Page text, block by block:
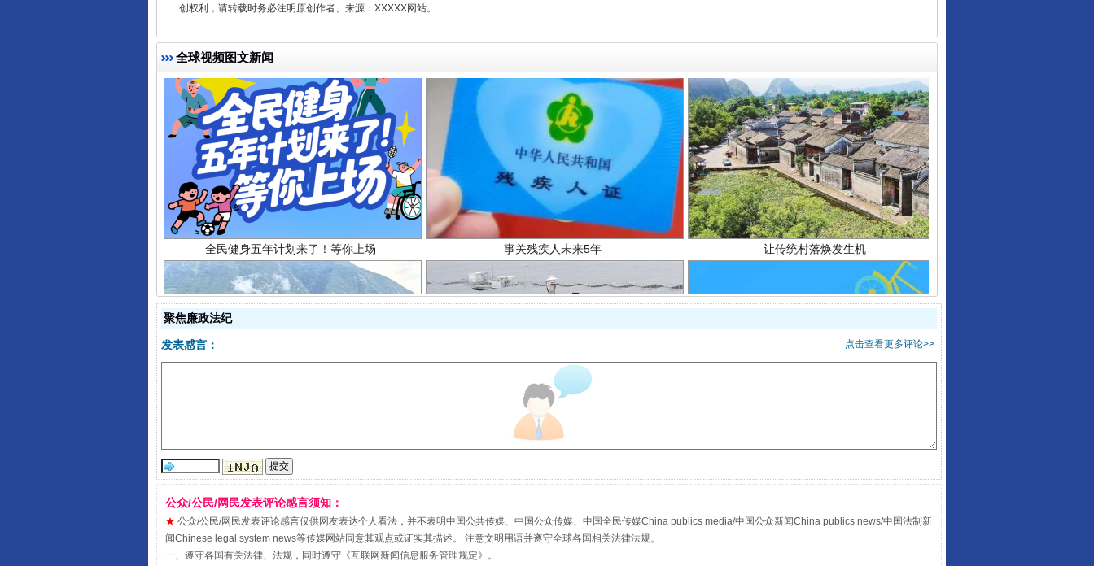
创权利，请转载时务必注明原创作者、来源：XXXXX网站。
全球视频图文新闻
全民健身五年计划来了！等你上场 事关残疾人未来5年 让传统村落焕发生机
规模最大的光氢储一体化项目
聚焦廉政法纪
点击查看更多评论>>
发表感言：
公众/公民/网民发表评论感言须知：
★ 公众/公民/网民发表评论感言仅供网友表达个人看法，并不表明中国公共传媒、中国公众传媒、中国全民传媒China publics media/中国公众新闻China publics news/中国法制新
闻Chinese legal system news等传媒网站同意其观点或证实其描述。 注意文明用语并遵守全球各国相关法律法规。
一、遵守各国有关法律、法规，同时遵守《互联网新闻信息服务管理规定》。